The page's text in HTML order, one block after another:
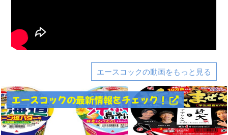
エースコックの動画をもっと見る
エースコックの最新情報をチェック！